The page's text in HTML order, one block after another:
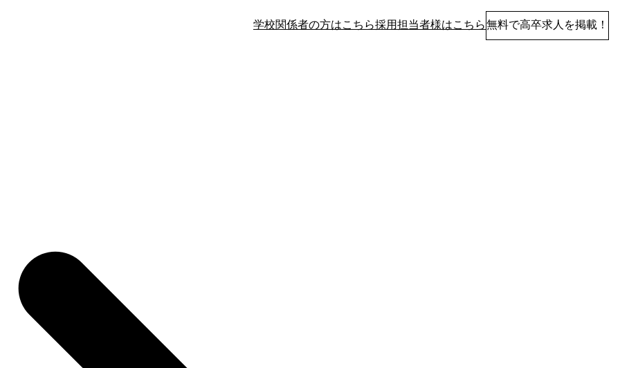
学校関係者の方はこちら採用担当者様はこちら無料で高卒求人を掲載！